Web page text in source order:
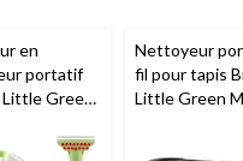
en
portatif
Little Green
Nettoyeur
fil pour tapis
Little Green